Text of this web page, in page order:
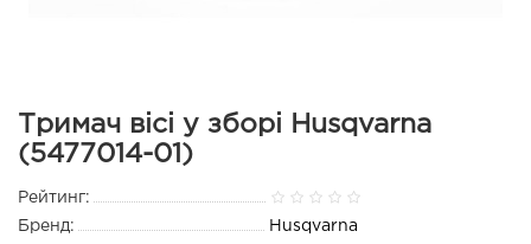
Тримач вісі у зборі Husqvarna
(5477014-01)
Рейтинг:
Бренд:
Husqvarna